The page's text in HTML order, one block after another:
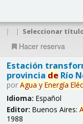
| | Seleccionar
Hacer reserva
Estación
provincia deRío
por Agua y Energía
Idioma: Español
Editor: Buenos Aires:
1988